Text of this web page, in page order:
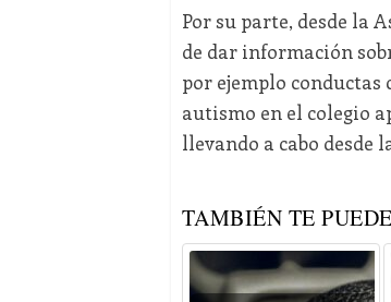
Por su parte, desde la
de dar información
por ejemplo conductas
autismo en el colegio
llevando a cabo desde
TAMBIÉN TE